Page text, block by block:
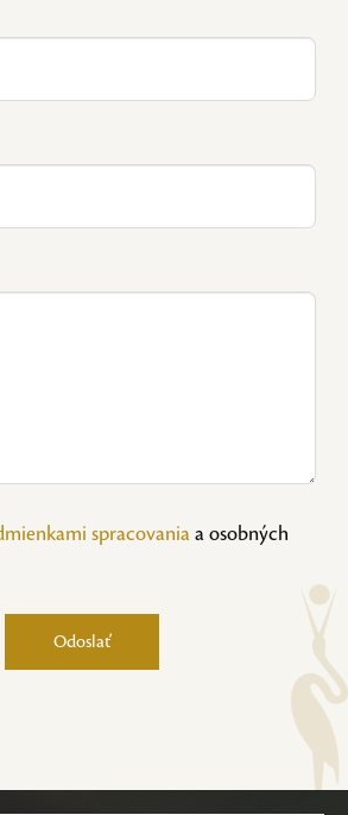
spracovaniaa osobných
Odoslať